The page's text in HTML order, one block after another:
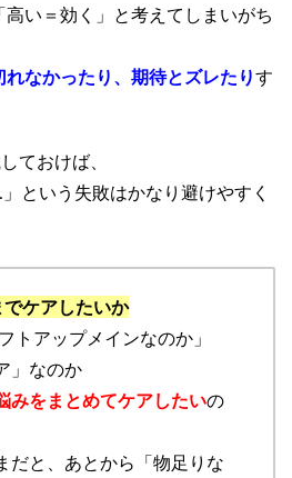
高い＝効く」と考えてしまいがち
れなかったり、期待とズレたりす
ておけば、
という失敗はかなり避けやすく
ケアしたいか
トアップメインなのか」
」なのか
みをまとめてケアしたいの
だと、あとから「物足りな